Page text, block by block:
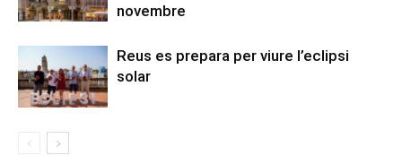
novembre
Reus es prepara per viure l’eclipsi
solar